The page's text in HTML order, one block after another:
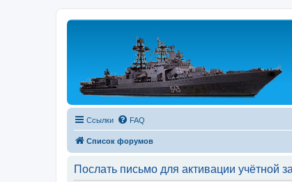
Ссылки FAQ
Список форумов
Послать письмо для активации учётной